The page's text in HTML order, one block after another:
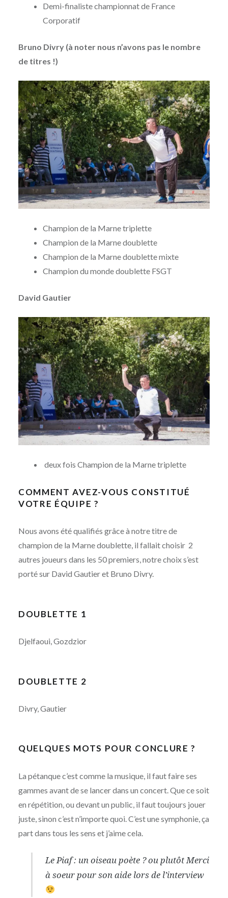
Demi-finaliste championnat de France
Corporatif
Bruno Divry (à noter nous n’avons pas le nombre
de titres !)
Champion de la Marne triplette
Champion de la Marne doublette
Champion de la Marne doublette mixte
Champion du monde doublette FSGT
David Gautier
deux fois Champion de la Marne triplette
COMMENT AVEZ-VOUS CONSTITUÉ
VOTRE ÉQUIPE ?
Nous avons été qualifiés grâce à notre titre de
champion de la Marne doublette, il fallait choisir 2
autres joueurs dans les 50 premiers, notre choix s’est
porté sur David Gautier et Bruno Divry.
DOUBLETTE 1
Djelfaoui, Gozdzior
DOUBLETTE 2
Divry, Gautier
QUELQUES MOTS POUR CONCLURE ?
La pétanque c’est comme la musique, il faut faire ses
gammes avant de se lancer dans un concert. Que ce soit
en répétition, ou devant un public, il faut toujours jouer
juste, sinon c’est n’importe quoi. C’est une symphonie, ça
part dans tous les sens et j’aime cela.
Le Piaf : un oiseau poète ? ou plutôt Merci
à soeur pour son aide lors de l’interview